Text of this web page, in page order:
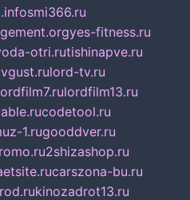
smi366.ru
yes-fitness.ru
otri.rutishinapve.ru
lord-tv.ru
lordfilm13.ru
codetool.ru
1.rugooddver.ru
2shizashop.ru
carszona-bu.ru
kinozadrot13.ru